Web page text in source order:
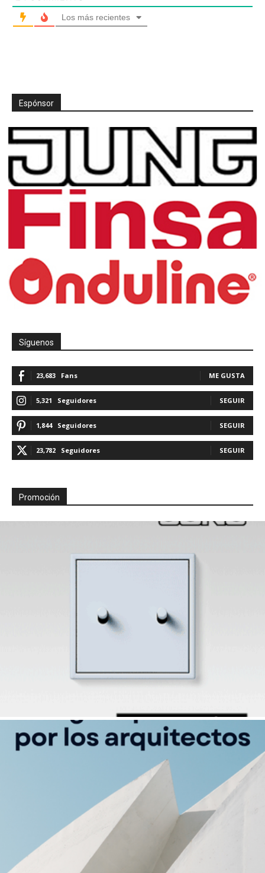
Los más recientes
Espónsor
Síguenos
23,683 Fans ME GUSTA
5,321 Seguidores SEGUIR
1,844 Seguidores SEGUIR
23,782 Seguidores SEGUIR
Promoción